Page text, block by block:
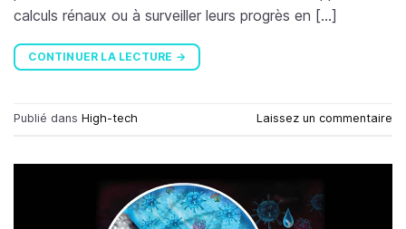
calculs rénaux ou à surveiller leurs progrès en […]
CONTINUER LA LECTURE →
Publié dans High-tech Laissez un commentaire